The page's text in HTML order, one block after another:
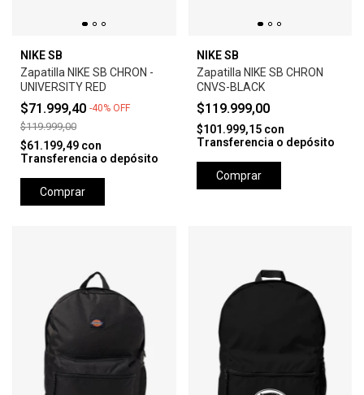
NIKE SB
Zapatilla NIKE SB CHRON -
UNIVERSITY RED
$71.999,40 -40% OFF
$119.999,00
$61.199,49 con
Transferencia o depósito
Comprar
NIKE SB
Zapatilla NIKE SB CHRON
CNVS-BLACK
$119.999,00
$101.999,15 con
Transferencia o depósito
Comprar